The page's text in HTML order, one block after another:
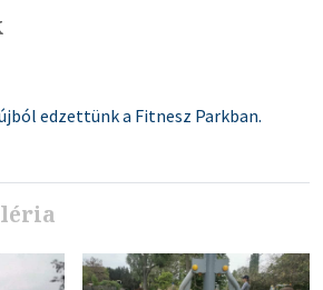
edzettünk a Fitnesz Parkban.